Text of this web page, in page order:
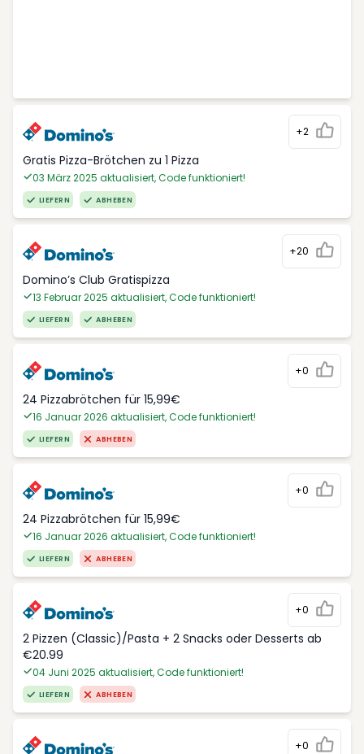
+2
Gratis Pizza-Brötchen zu 1 Pizza
03 März 2025 aktualisiert, Code funktioniert!
LIEFERN ABHEBEN
+20
Domino’s Club Gratispizza
13 Februar 2025 aktualisiert, Code funktioniert!
LIEFERN ABHEBEN
+0
24 Pizzabrötchen für 15,99€
16 Januar 2026 aktualisiert, Code funktioniert!
LIEFERN ABHEBEN
+0
24 Pizzabrötchen für 15,99€
16 Januar 2026 aktualisiert, Code funktioniert!
LIEFERN ABHEBEN
+0
2 Pizzen (Classic)/Pasta + 2 Snacks oder Desserts ab
€20.99
04 Juni 2025 aktualisiert, Code funktioniert!
LIEFERN ABHEBEN
+0